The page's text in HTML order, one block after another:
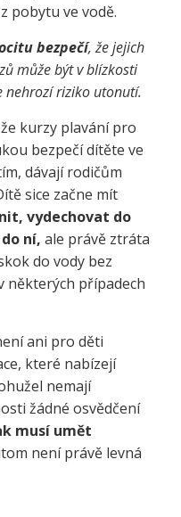
pobytu ve vodě.
bezpečí, že jejich
může být v blízkosti
nehrozí riziko utonutí.
kurzy plavání pro
bezpečí dítěte ve
dávají rodičům
sice začne mít
vydechovat do
ní, ale právě ztráta
do vody bez
některých případech
ani pro děti
které nabízejí
nemají
žádné osvědčení
musí umět
není právě levná